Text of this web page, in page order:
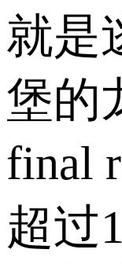
就是
堡的
final
超过